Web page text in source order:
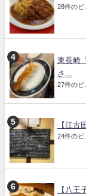
28件のビ
東長崎
さ...
27件のビ
【江古
24件のビ
【八王